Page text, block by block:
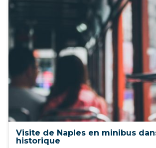
Visite de Naples en minibus
historique